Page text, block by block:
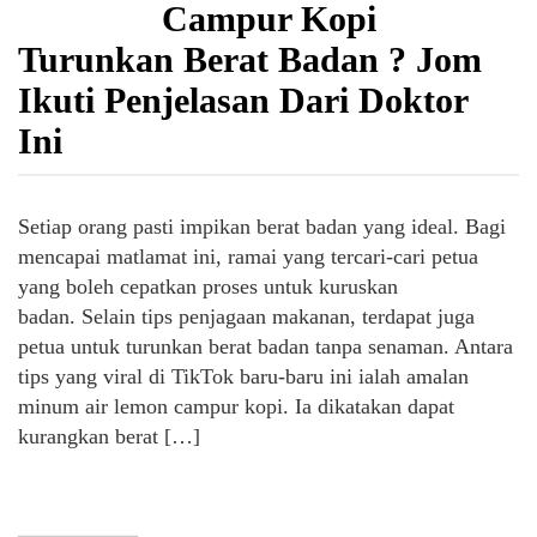
Campur Kopi
Turunkan Berat Badan ? Jom
Ikuti Penjelasan Dari Doktor
Ini
Setiap orang pasti impikan berat badan yang ideal. Bagi
mencapai matlamat ini, ramai yang tercari-cari petua
yang boleh cepatkan proses untuk kuruskan
badan. Selain tips penjagaan makanan, terdapat juga
petua untuk turunkan berat badan tanpa senaman. Antara
tips yang viral di TikTok baru-baru ini ialah amalan
minum air lemon campur kopi. Ia dikatakan dapat
kurangkan berat […]